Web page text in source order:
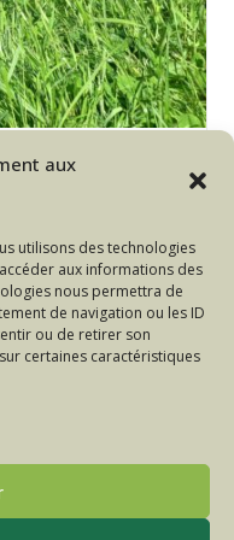
aux
utilisons des technologies
aux informations des
nous permettra de
de navigation ou les ID
ou de retirer son
certaines caractéristiques
accueille au
hébergeant des